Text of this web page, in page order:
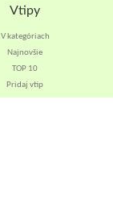
Vtipy
V kategóriach
Najnovšie
TOP 10
Pridaj vtip